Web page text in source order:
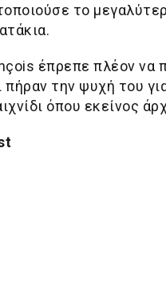
το
έπρεπε πλέον
πήραν την ψυχή του
όπου εκείνος